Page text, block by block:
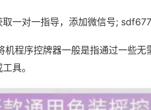
一对一指导，添加微信号;
机程序控牌器一般是指通过一些
具。